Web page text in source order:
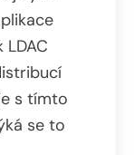
s tímto
se to